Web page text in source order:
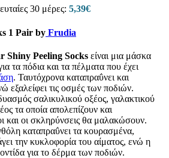
30 μέρες: 5,39€
1 Pair by Frudia
Shiny Peeling Socks είναι μια μάσκα
τα πόδια και τα πέλματα που έχει
. Ταυτόχρονα καταπραΰνει και
εξαλείφει τις οσμές των ποδιών.
σαλικυλικού οξέος, γαλακτικού
τα οποία απολεπίζουν και
και οι σκληρύνσεις θα μαλακώσουν.
καταπραΰνει τα κουρασμένα,
την κυκλοφορία του αίματος, ενώ η
για το δέρμα των ποδιών.